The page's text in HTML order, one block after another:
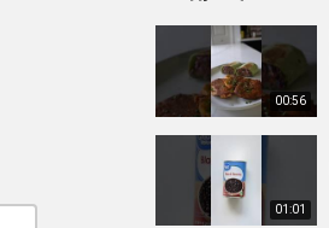
00:56
01:01